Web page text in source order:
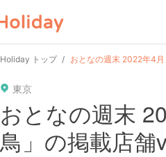
Holiday トップ おとなの週末 2022年4
東京
user tel
おとなの週末
鳥」の掲載店舗